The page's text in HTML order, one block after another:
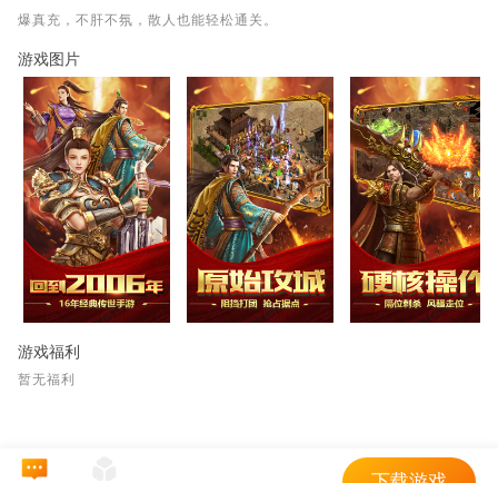
爆真充，不肝不氛，散人也能轻松通关。
游戏图片
游戏福利
暂无福利